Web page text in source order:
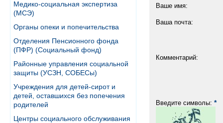
Медико-социальная экспертиза
(МСЭ)
Органы опеки и попечительства
Отделения Пенсионного фонда
(ПФР) (Социальный фонд)
Районные управления социальной
защиты (УСЗН, СОБЕСы)
Учреждения для детей-сирот и
детей, оставшихся без попечения
родителей
Центры социального обслуживания
Ваше имя:
Ваша почта:
Комментарий:
Введите символы: *